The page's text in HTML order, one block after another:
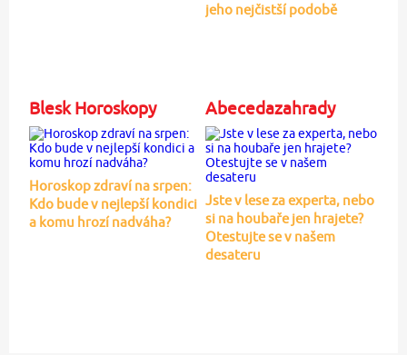
jeho nejčistší podobě
Blesk Horoskopy
Horoskop zdraví na srpen:
Kdo bude v nejlepší kondici
a komu hrozí nadváha?
Abecedazahrady
Jste v lese za experta, nebo
si na houbaře jen hrajete?
Otestujte se v našem
desateru